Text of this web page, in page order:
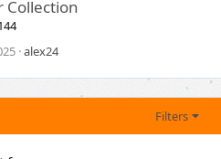
alex24
Filters